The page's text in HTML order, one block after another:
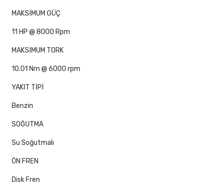
MAKSİMUM GÜÇ
11 HP @ 8000 Rpm
MAKSİMUM TORK
10.01 Nm @ 6000 rpm
YAKIT TİPİ
Benzin
SOĞUTMA
Su Soğutmalı
ÖN FREN
Disk Fren